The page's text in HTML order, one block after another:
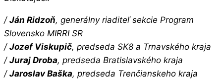
/ Ján Ridzoň, generálny riaditeľ sekcie Program
Slovensko MIRRI SR
/ Jozef Viskupič, predseda SK8 a Trnavského kraja
/ Juraj Droba, predseda Bratislavského kraja
/ Jaroslav Baška, predseda Trenčianskeho kraja